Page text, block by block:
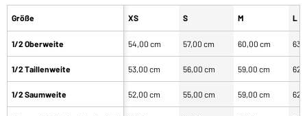
Größe
1/2 Oberweite
1/2 Taillenweite
1/2 Saumweite
XS S M L
54,00 cm 57,00 cm 60,00 cm
53,00 cm 56,00 cm 59,00 cm
52,00 cm 55,00 cm 59,00 cm